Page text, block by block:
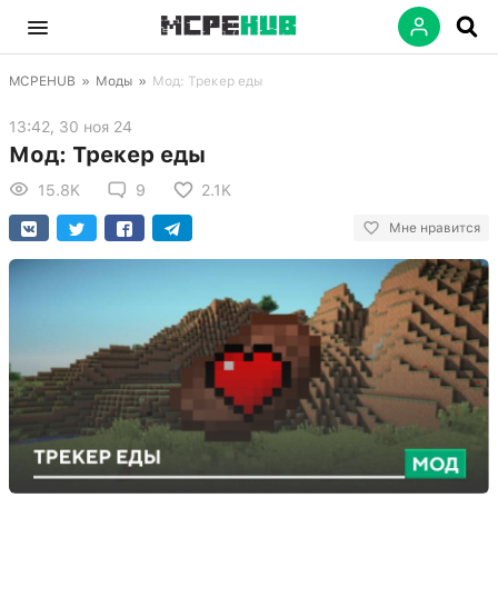
MCPEHUB » Моды » Мод: Трекер еды
13:42, 30 ноя 24
Мод: Трекер еды
15.8K 9 2.1K
Мне нравится